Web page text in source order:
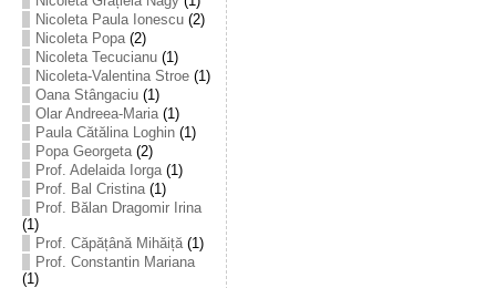
Nicoleta Paula Ionescu(2)
Nicoleta Popa(2)
Nicoleta Tecucianu(1)
Nicoleta-Valentina Stroe(1)
Oana Stângaciu(1)
Olar Andreea-Maria(1)
Paula Cătălina Loghin(1)
Popa Georgeta(2)
Prof. Adelaida Iorga(1)
Prof. Bal Cristina(1)
Prof. Bălan Dragomir Irina
(1)
Prof. Căpățână Mihăiță(1)
Prof. Constantin Mariana
(1)